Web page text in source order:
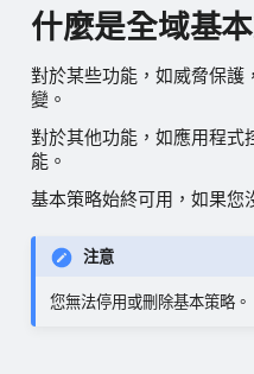
什麼是全域基
對於某些功能，如威脅保護
變。
對於其他功能，如應用程式
能。
基本策略始終可用，如果您
注意
您無法停用或刪除基本策略。